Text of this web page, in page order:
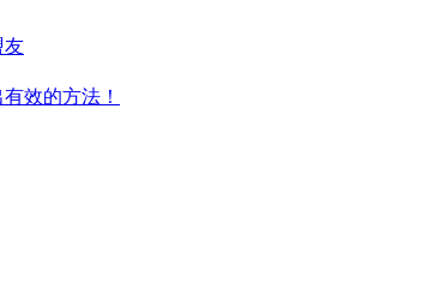
友
效的方法！